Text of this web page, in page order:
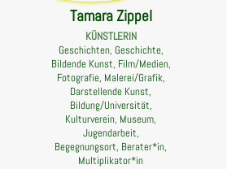
Tamara Zippel
KÜNSTLERIN
Geschichten, Geschichte,
Bildende Kunst, Film/Medien,
Fotografie, Malerei/Grafik,
Darstellende Kunst,
Bildung/Universität,
Kulturverein, Museum,
Jugendarbeit,
Begegnungsort, Berater*in,
Multiplikator*in